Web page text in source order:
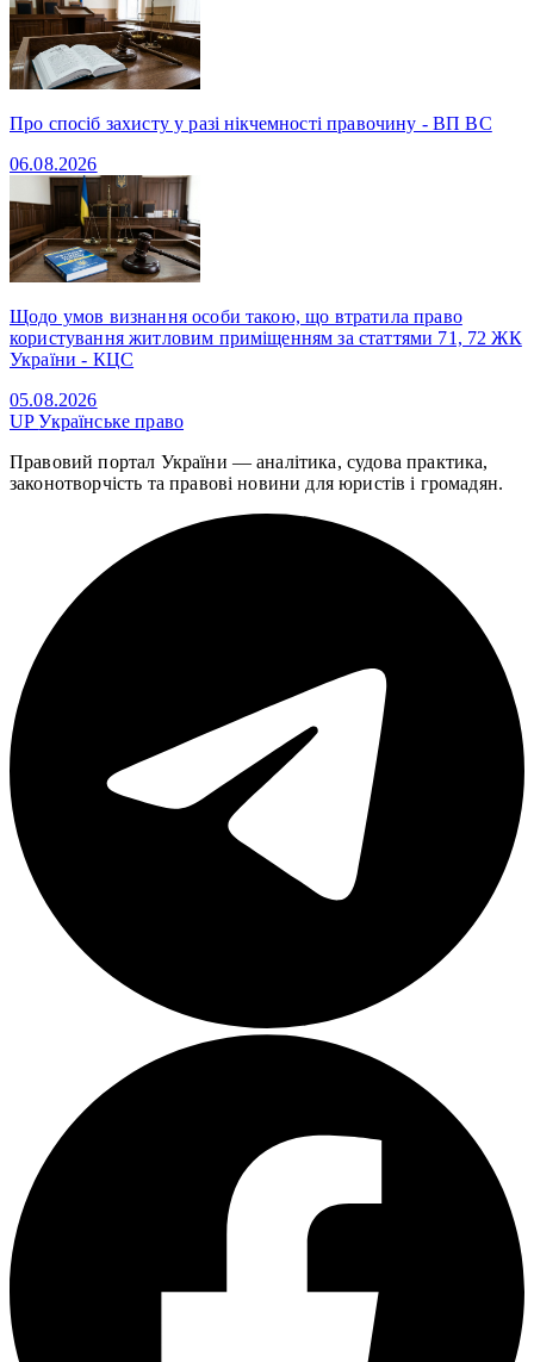
Про спосіб захисту у разі нікчемності правочину - ВП ВС
06.08.2026
Щодо умов визнання особи такою, що втратила право
користування житловим приміщенням за статтями 71, 72 ЖК
України - КЦС
05.08.2026
UPУкраїнське право
Правовий портал України — аналітика, судова практика,
законотворчість та правові новини для юристів і громадян.